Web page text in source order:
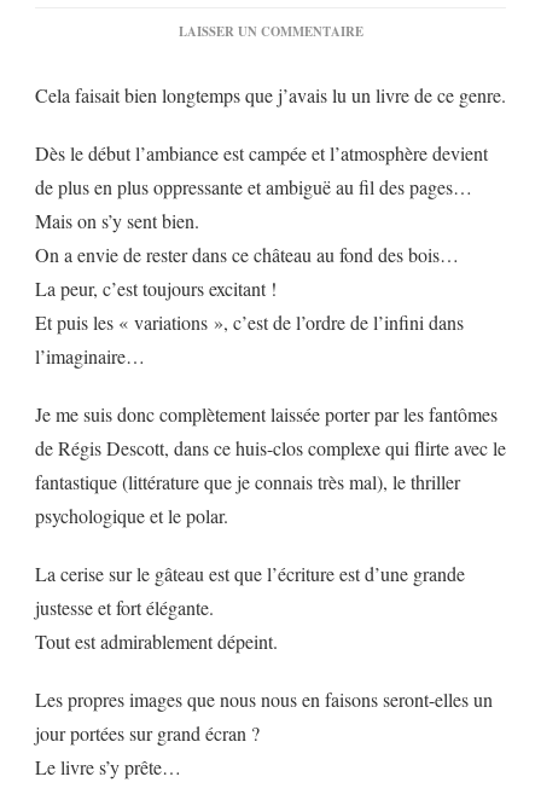
LAISSER UN COMMENTAIRESUR
FANTÔMES »
DESCOTT…
Cela faisait bien longtemps que j’avais lu un livre de ce genre.
Dès le début l’ambiance est campée et l’atmosphère devient
de plus en plus oppressante et ambiguë au fil des pages…
Mais on s’y sent bien.
On a envie de rester dans ce château au fond des bois…
La peur, c’est toujours excitant !
Et puis les « variations », c’est de l’ordre de l’infini dans
l’imaginaire…
Je me suis donc complètement laissée porter par les fantômes
de Régis Descott, dans ce huis-clos complexe qui flirte avec le
fantastique (littérature que je connais très mal), le thriller
psychologique et le polar.
La cerise sur le gâteau est que l’écriture est d’une grande
justesse et fort élégante.
Tout est admirablement dépeint.
Les propres images que nous nous en faisons seront-elles un
jour portées sur grand écran ?
Le livre s’y prête…